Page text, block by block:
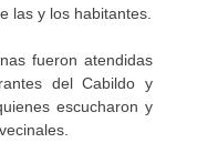
las y los habitantes.
fueron atendidas
del Cabildo y
escucharon y